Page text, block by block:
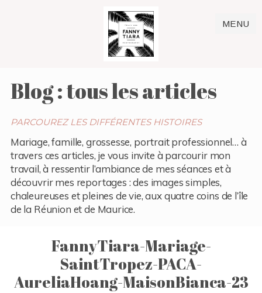
MENU
Blog : tous les articles
PARCOUREZ LES DIFFÉRENTES HISTOIRES
Mariage, famille, grossesse, portrait professionnel… à
travers ces articles, je vous invite à parcourir mon
travail, à ressentir l’ambiance de mes séances et à
découvrir mes reportages : des images simples,
chaleureuses et pleines de vie, aux quatre coins de l’île
de la Réunion et de Maurice.
FannyTiara-Mariage-
SaintTropez-PACA-
AureliaHoang-MaisonBianca-23